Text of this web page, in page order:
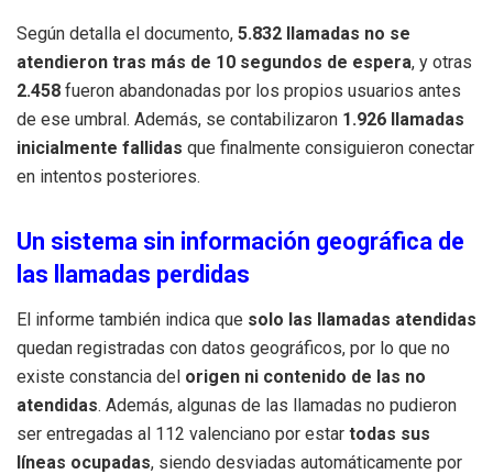
Según detalla el documento, 5.832 llamadas no se
atendieron tras más de 10 segundos de espera, y otras
2.458 fueron abandonadas por los propios usuarios antes
de ese umbral. Además, se contabilizaron 1.926 llamadas
inicialmente fallidas que finalmente consiguieron conectar
en intentos posteriores.
Un sistema sin información geográfica de
las llamadas perdidas
El informe también indica que solo las llamadas atendidas
quedan registradas con datos geográficos, por lo que no
existe constancia del origen ni contenido de las no
atendidas. Además, algunas de las llamadas no pudieron
ser entregadas al 112 valenciano por estar todas sus
líneas ocupadas, siendo desviadas automáticamente por